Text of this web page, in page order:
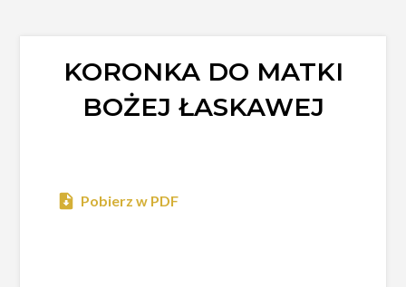
KORONKA DO MATKI
BOŻEJ ŁASKAWEJ
Pobierz w PDF